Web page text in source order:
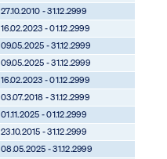
27.10.2010 - 31.12.2999
16.02.2023 - 01.12.2999
09.05.2025 - 31.12.2999
09.05.2025 - 31.12.2999
16.02.2023 - 01.12.2999
03.07.2018 - 31.12.2999
01.11.2025 - 01.12.2999
23.10.2015 - 31.12.2999
08.05.2025 - 31.12.2999